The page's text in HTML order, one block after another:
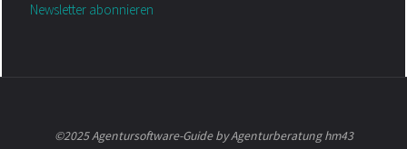
Newsletter abonnieren
©2025 Agentursoftware-Guide by Agenturberatung hm43